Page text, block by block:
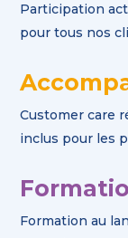
Participation
pour tous nos
Customer care
inclus pour les
Formation au